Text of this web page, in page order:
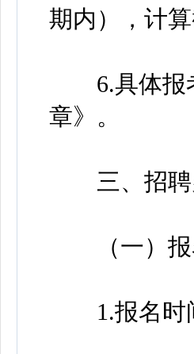
期内），计
6.具体报考
章》。
三、招聘
（一）报
1.报名时间